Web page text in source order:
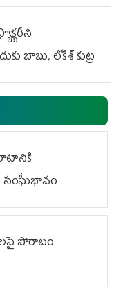
బాబు, లోకేశ్ కుట్ర
పోరాటం